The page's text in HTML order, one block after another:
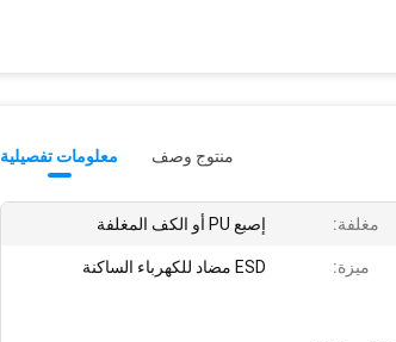
معلومات تفصيلية منتوج وصف
مغلفة: إصبع PU أو الكف المغلفة
ميزة: ESD مضاد للكهرباء الساكنة